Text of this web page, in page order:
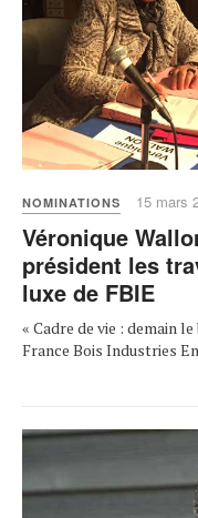
NOMINATIONS 15 mars
Véronique
président les
luxe de FBIE
« Cadre de vie : demain
France Bois Industries